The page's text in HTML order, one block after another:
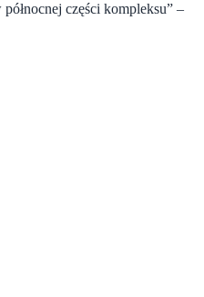
części kompleksu” –